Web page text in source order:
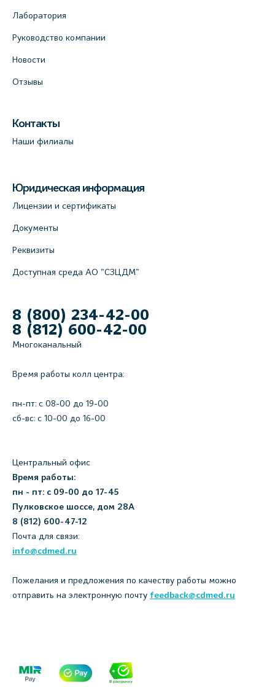
Лаборатория
Руководство компании
Новости
Отзывы
Контакты
Наши филиалы
Юридическая информация
Лицензии и сертификаты
Документы
Реквизиты
Доступная среда АО "СЗЦДМ"
8 (800) 234-42-00
8 (812) 600-42-00
Многоканальный
Время работы колл центра:
пн-пт: c 08-00 до 19-00
сб-вс: с 10-00 до 16-00
Центральный офис
Время работы:
пн - пт: с 09-00 до 17-45
Пулковское шоссе, дом 28А
8 (812) 600-47-12
Почта для связи:
info@cdmed.ru
Пожелания и предложения по качеству работы можно
отправить на электронную почту feedback@cdmed.ru